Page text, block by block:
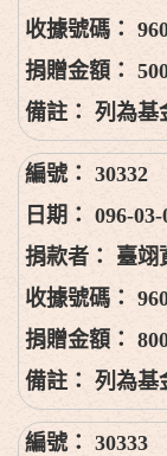
列為基
30332
096-03-
臺翊
列為基
30333